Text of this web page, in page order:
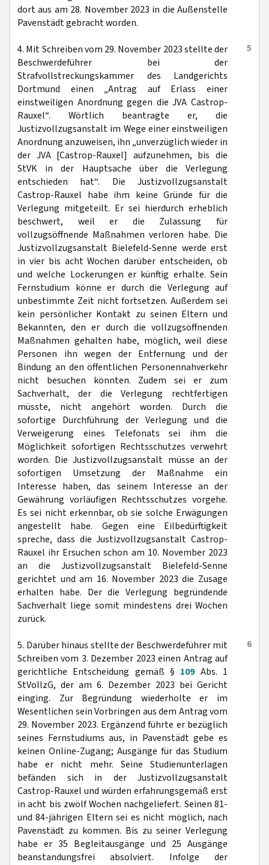
dort aus am 28. November 2023 in die Außenstelle
Pavenstädt gebracht worden.
5
4. Mit Schreiben vom 29. November 2023 stellte der
Beschwerdeführer bei der
Strafvollstreckungskammer des Landgerichts
Dortmund einen „Antrag auf Erlass einer
einstweiligen Anordnung gegen die JVA Castrop-
Rauxel“. Wörtlich beantragte er, die
Justizvollzugsanstalt im Wege einer einstweiligen
Anordnung anzuweisen, ihn „unverzüglich wieder in
der JVA [Castrop-Rauxel] aufzunehmen, bis die
StVK in der Hauptsache über die Verlegung
entschieden hat“. Die Justizvollzugsanstalt
Castrop-Rauxel habe ihm keine Gründe für die
Verlegung mitgeteilt. Er sei hierdurch erheblich
beschwert, weil er die Zulassung für
vollzugsöffnende Maßnahmen verloren habe. Die
Justizvollzugsanstalt Bielefeld-Senne werde erst
in vier bis acht Wochen darüber entscheiden, ob
und welche Lockerungen er künftig erhalte. Sein
Fernstudium könne er durch die Verlegung auf
unbestimmte Zeit nicht fortsetzen. Außerdem sei
kein persönlicher Kontakt zu seinen Eltern und
Bekannten, den er durch die vollzugsöffnenden
Maßnahmen gehalten habe, möglich, weil diese
Personen ihn wegen der Entfernung und der
Bindung an den öffentlichen Personennahverkehr
nicht besuchen könnten. Zudem sei er zum
Sachverhalt, der die Verlegung rechtfertigen
müsste, nicht angehört worden. Durch die
sofortige Durchführung der Verlegung und die
Verweigerung eines Telefonats sei ihm die
Möglichkeit sofortigen Rechtsschutzes verwehrt
worden. Die Justizvollzugsanstalt müsse an der
sofortigen Umsetzung der Maßnahme ein
Interesse haben, das seinem Interesse an der
Gewährung vorläufigen Rechtsschutzes vorgehe.
Es sei nicht erkennbar, ob sie solche Erwägungen
angestellt habe. Gegen eine Eilbedürftigkeit
spreche, dass die Justizvollzugsanstalt Castrop-
Rauxel ihr Ersuchen schon am 10. November 2023
an die Justizvollzugsanstalt Bielefeld-Senne
gerichtet und am 16. November 2023 die Zusage
erhalten habe. Der die Verlegung begründende
Sachverhalt liege somit mindestens drei Wochen
zurück.
6
5. Darüber hinaus stellte der Beschwerdeführer mit
Schreiben vom 3. Dezember 2023 einen Antrag auf
gerichtliche Entscheidung gemäß § 109Abs. 1
StVollzG, der am 6. Dezember 2023 bei Gericht
einging. Zur Begründung wiederholte er im
Wesentlichen sein Vorbringen aus dem Antrag vom
29. November 2023. Ergänzend führte er bezüglich
seines Fernstudiums aus, in Pavenstädt gebe es
keinen Online-Zugang; Ausgänge für das Studium
habe er nicht mehr. Seine Studienunterlagen
befänden sich in der Justizvollzugsanstalt
Castrop-Rauxel und würden erfahrungsgemäß erst
in acht bis zwölf Wochen nachgeliefert. Seinen 81-
und 84-jährigen Eltern sei es nicht möglich, nach
Pavenstädt zu kommen. Bis zu seiner Verlegung
habe er 35 Begleitausgänge und 25 Ausgänge
beanstandungsfrei absolviert. Infolge der